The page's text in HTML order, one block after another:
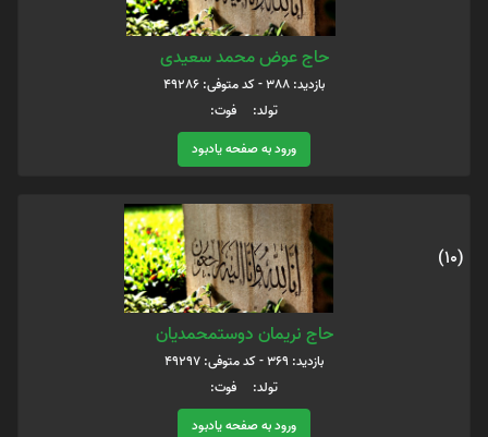
حاج عوض محمد سعیدی
بازدید: 388 - کد متوفی: 49286
تولد: فوت:
ورود به صفحه یادبود
(10)
حاج نریمان دوستمحمدیان
بازدید: 369 - کد متوفی: 49297
تولد: فوت:
ورود به صفحه یادبود